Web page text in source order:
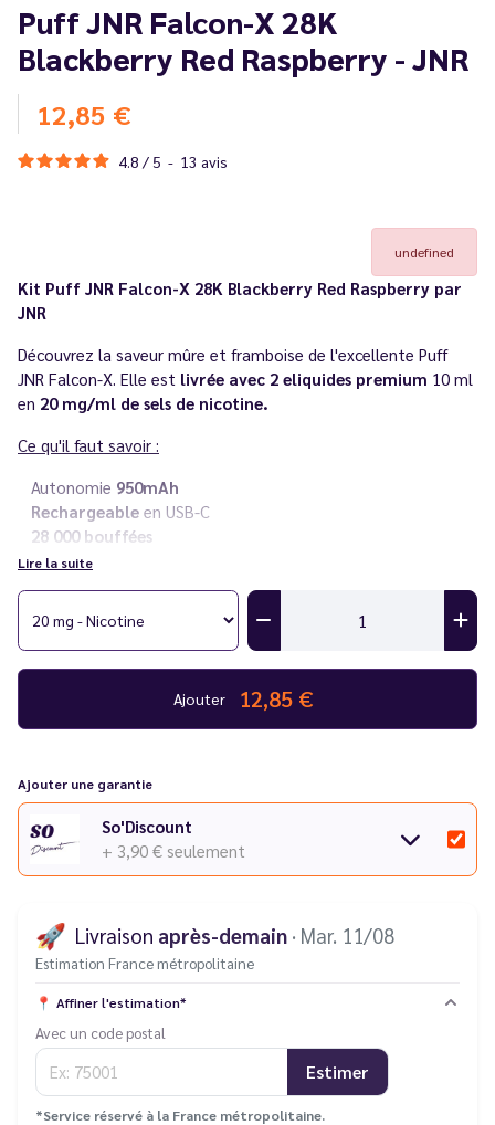
Puff JNR Falcon-X 28K
Blackberry Red Raspberry - JNR
12,85 €
4.8 / 5 - 13 avis
undefined
Kit Puff JNR Falcon-X 28K Blackberry Red Raspberry par
JNR
Découvrez la saveur mûre et framboise de l'excellente Puff
JNR Falcon-X. Elle est livrée avec 2 eliquides premium 10 ml
en 20 mg/ml de sels de nicotine.
Ce qu'il faut savoir :
Autonomie 950mAh
Rechargeable en USB-C
28 000 bouffées
Inhalation
Sel de nicotine
Livré avec deux flacons d'eliquides premium 10 ml
e-liquide JNR en plus? Découvrez la
eliquides JNRparfaitementcompatible avec ses puffs!
l'ensemble des puffs de la gamme
Vous rencontrez un souci avec votre cigarette électronique ?
Consultez notreguide des différentes pannes
Lire la suite
Ajouter 12,85 €
Ajouter une garantie
So'Discount
+ 3,90 € seulement
🚀 Livraison après-demain · Mar. 11/08
Estimation France métropolitaine
📍 Affiner l'estimation*
Avec un code postal
Estimer
*Service réservé à la France métropolitaine.